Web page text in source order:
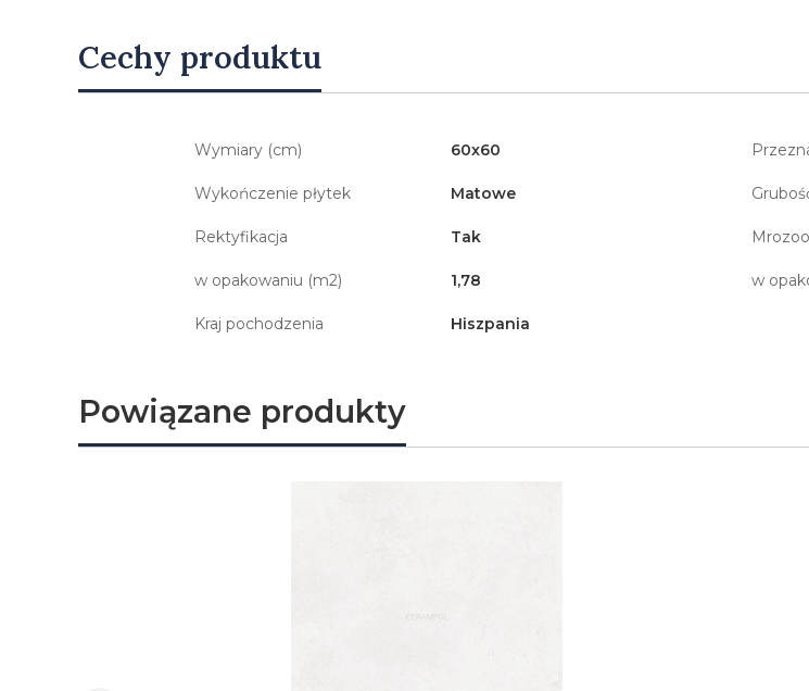
Cechy produktu
Wymiary (cm) 60x60
Wykończenie płytek Matowe
Rektyfikacja Tak
w opakowaniu (m2) 1,78 w
Kraj pochodzenia Hiszpania
Powiązane produkty